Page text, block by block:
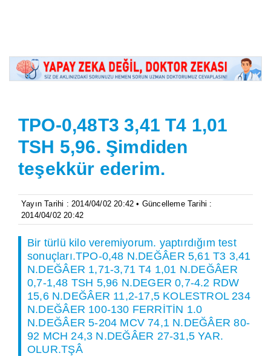
TPO-0,48T3 3,41 T4 1,01
TSH 5,96. Şimdiden
teşekkür ederim.
Yayın Tarihi : 2014/04/02 20:42 • Güncelleme Tarihi :
2014/04/02 20:42
Bir türlü kilo veremiyorum. yaptırdığım test
sonuçları.TPO-0,48 N.DEĞÂER 5,61 T3 3,41
N.DEĞÂER 1,71-3,71 T4 1,01 N.DEĞÂER
0,7-1,48 TSH 5,96 N.DEGER 0,7-4.2 RDW
15,6 N.DEĞÂER 11,2-17,5 KOLESTROL 234
N.DEĞÂER 100-130 FERRİTİN 1.0
N.DEĞÂER 5-204 MCV 74,1 N.DEĞÂER 80-
92 MCH 24,3 N.DEĞÂER 27-31,5 YAR.
OLUR.TŞÂ